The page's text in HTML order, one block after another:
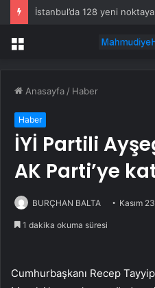
İstanbul’da 128 yeni
Menü
Anasayfa / Haber
Haber
İYİ Partili
AK Parti’ye
BURÇHAN BALTA Kasım
1 dakika okuma süresi
Cumhurbaşkanı Recep